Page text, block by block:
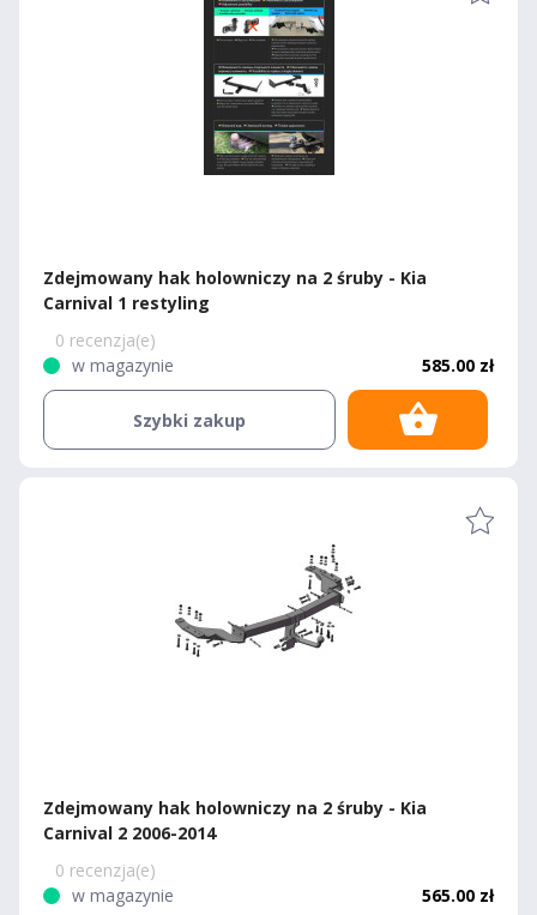
Zdejmowany hak holowniczy na 2 śruby - Kia
Carnival 1 restyling
0 recenzja(e)
w magazynie
585.00 zł
Szybki zakup
Zdejmowany hak holowniczy na 2 śruby - Kia
Carnival 2 2006-2014
0 recenzja(e)
w magazynie
565.00 zł